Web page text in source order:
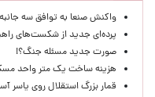
واکنش صنعا به توافق سه
پرده‌ای جدید از شکست‌های
صورت جدید مسئله جنگ؟!
هزینه ساخت یک متر واحد
قمار بزرگ استقلال روی یاسر